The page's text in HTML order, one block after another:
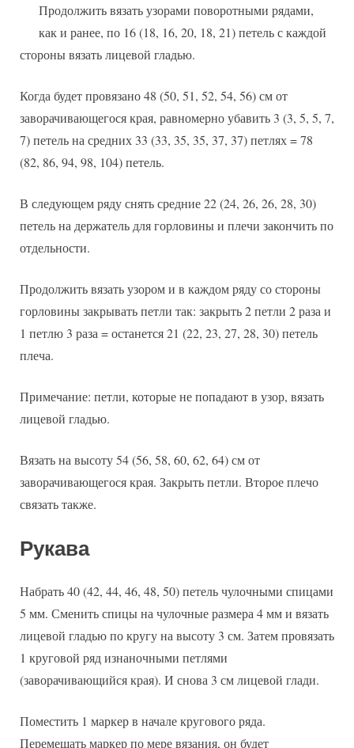
Продолжить вязать узорами поворотными рядами,
как и ранее, по 16 (18, 16, 20, 18, 21) петель с каждой
стороны вязать лицевой гладью.
Когда будет провязано 48 (50, 51, 52, 54, 56) см от
заворачивающегося края, равномерно убавить 3 (3, 5, 5, 7,
7) петель на средних 33 (33, 35, 35, 37, 37) петлях = 78
(82, 86, 94, 98, 104) петель.
В следующем ряду снять средние 22 (24, 26, 26, 28, 30)
петель на держатель для горловины и плечи закончить по
отдельности.
Продолжить вязать узором и в каждом ряду со стороны
горловины закрывать петли так: закрыть 2 петли 2 раза и
1 петлю 3 раза = останется 21 (22, 23, 27, 28, 30) петель
плеча.
Примечание: петли, которые не попадают в узор, вязать
лицевой гладью.
Вязать на высоту 54 (56, 58, 60, 62, 64) см от
заворачивающегося края. Закрыть петли. Второе плечо
связать также.
Рукава
Набрать 40 (42, 44, 46, 48, 50) петель чулочными спицами
5 мм. Сменить спицы на чулочные размера 4 мм и вязать
лицевой гладью по кругу на высоту 3 см. Затем провязать
1 круговой ряд изнаночными петлями
(заворачивающийся края). И снова 3 см лицевой глади.
Поместить 1 маркер в начале кругового ряда.
Перемещать маркер по мере вязания, он будет